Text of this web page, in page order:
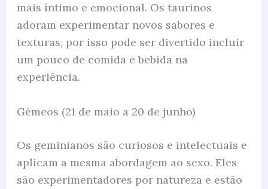
mais íntimo e emocional. Os taurinos
adoram experimentar novos sabores e
texturas, por isso pode ser divertido incluir
um pouco de comida e bebida na
experiência.
Gêmeos (21 de maio a 20 de junho)
Os geminianos são curiosos e intelectuais e
aplicam a mesma abordagem ao sexo. Eles
são experimentadores por natureza e estão